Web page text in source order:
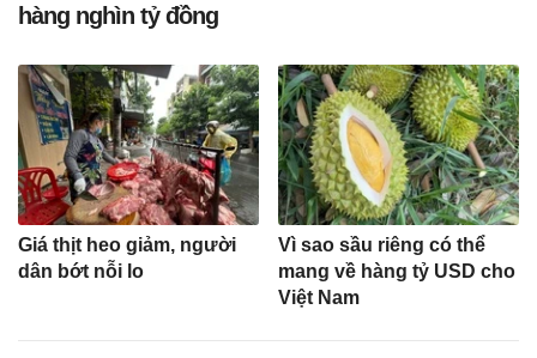
hàng nghìn tỷ đồng
Giá thịt heo giảm, người
dân bớt nỗi lo
Vì sao sầu riêng có thể
mang về hàng tỷ USD cho
Việt Nam